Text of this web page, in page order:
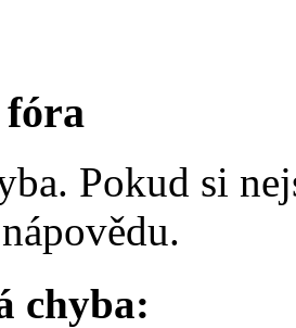
Pokud si
chyba: